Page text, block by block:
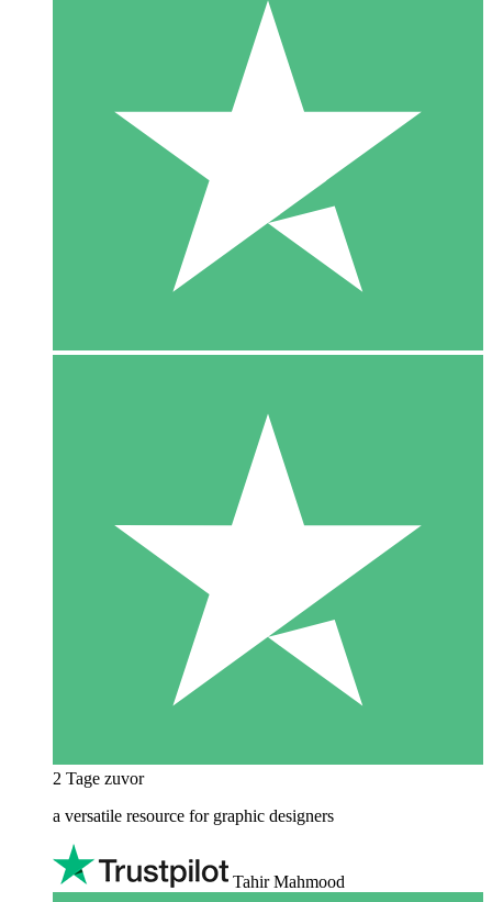
2 Tage zuvor
a versatile resource for graphic designers
Tahir Mahmood